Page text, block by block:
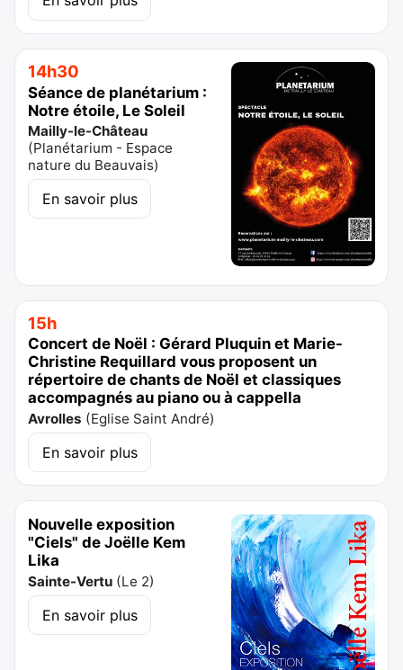
14h30
Séance de planétarium :
Notre étoile, Le Soleil
Mailly-le-Château
(Planétarium - Espace
nature du Beauvais)
En savoir plus
15h
Concert de Noël : Gérard Pluquin et Marie-
Christine Requillard vous proposent un
répertoire de chants de Noël et classiques
accompagnés au piano ou à cappella
Avrolles (Eglise Saint André)
En savoir plus
Nouvelle exposition
"Ciels" de Joëlle Kem
Lika
Sainte-Vertu (Le 2)
En savoir plus